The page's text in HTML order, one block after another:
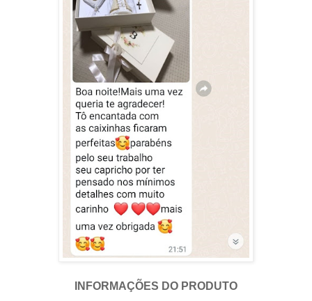
INFORMAÇÕES DO PRODUTO